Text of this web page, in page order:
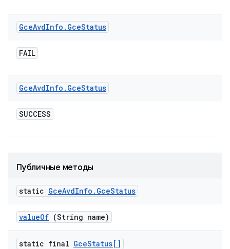
GceAvdInfo . GceStatus
FAIL
GceAvdInfo . GceStatus
SUCCESS
Публичные методы
static GceAvdInfo . GceStatus
valueOf (String name)
static final GceStatus[]